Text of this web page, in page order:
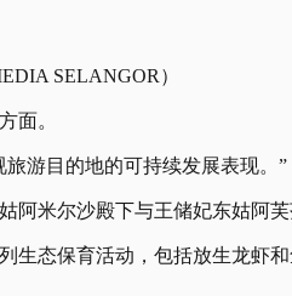
SELANGOR）
面。
游目的地的可持续发展表现。”
阿米尔沙殿下与王储妃东姑阿
态保育活动，包括放生龙虾